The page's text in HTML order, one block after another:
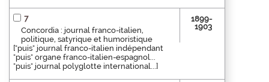
7
Concordia : journal franco-italien,
politique, satyrique et humoristique
["puis" journal franco-italien indépendant
"puis" organe franco-italien-espagnol...
"puis" journal polyglotte international...]
1899-
1903